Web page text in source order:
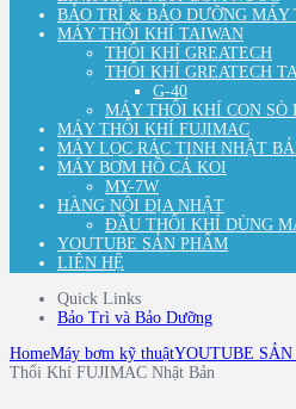
BẢO TRÌ & BẢO DƯỠNG
MÁY THỔI KHÍ TAIWAN
THỔI KHÍ GREATECH
THỔI KHÍ GREATECH
G-40
MÁY THỔI KHÍ CON SÒ
MÁY THỔI KHÍ FUJIMAC
MÁY LỌC RÁC TINH NHẬT
MÁY BƠM HỒ CÁ KOI
MY-7W
HÀNG NỘI ĐỊA NHẬT
ĐẦU THỔI KHÍ DÙNG
YOUTUBE SẢN PHẨM
LIÊN HỆ
Quick Links
Bảo Trì và Bảo Dưỡng
HomeMáy bơm kỹ thuậtYOUTUBE
Thổi Khí FUJIMAC Nhật Bản